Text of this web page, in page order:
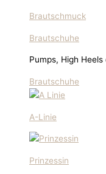
Brautschmuck
Brautschuhe
Pumps, High
Brautschuhe
A-Linie
Prinzessin